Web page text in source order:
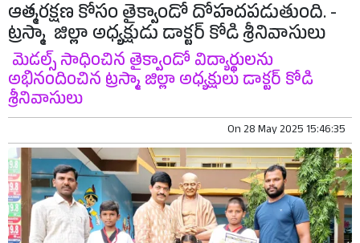
ఆత్మరక్షణ కోసం తైక్వాండో దోహదపడుతుంది. -
ట్రస్మా జిల్లా అధ్యక్షుడు డాక్టర్ కోడి శ్రీనివాసులు
మెడల్స్ సాధించిన తైక్వాండో విద్యార్థులను
అభినందించిన ట్రస్మా జిల్లా అధ్యక్షులు డాక్టర్ కోడి
శ్రీనివాసులు
On28 May 2025 15:46:35